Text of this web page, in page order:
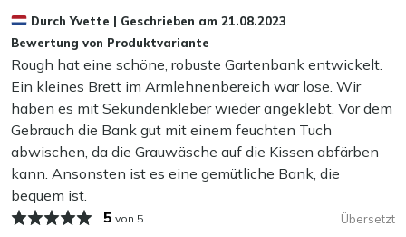
gelegentliche Reinigung, um seine Optik zu erhalten.
Mehr ansehen Gartenbänke
Mehr ansehen Gartensofas
Wasser und Schmutz ab, sodass Ihre Loungebank länger
sauber und schön bleibt. Das ist doch praktisch!
Kann ich mein Lounge-Set das ganze Jahr
draußen stehen lassen?
Ja, kein Problem! Unsere Gartenmöbel sind dafür
gemacht, das ganze Jahr über draußen zu stehen. Wenn
Sie die Möglichkeit haben, sie drinnen zu lagern, ist das
natürlich noch besser. Kein Platz? Kein Grund zur Sorge!
Mit der richtigen Pflege – regelmäßiges Reinigen und das
Durch Yvette | Geschrieben am 21.08.2023
Bewertung von Produktvariante
Rough hat eine schöne, robuste Gartenbank entwickelt.
Ein kleines Brett im Armlehnenbereich war lose. Wir
haben es mit Sekundenkleber wieder angeklebt. Vor dem
Gebrauch die Bank gut mit einem feuchten Tuch
abwischen, da die Grauwäsche auf die Kissen abfärben
kann. Ansonsten ist es eine gemütliche Bank, die
bequem ist.
5 von 5 Übersetzt